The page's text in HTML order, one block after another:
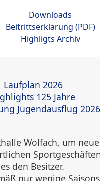
Downloads
Beitrittserklärung (PDF)
Highligts Archiv
Laufplan 2026
125 Jahre
Jugendausflug 2026
Wolfach, um
den Besitzer.